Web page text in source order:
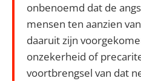
onbenoemd dat de
mensen ten aanzien
daaruit zijn
onzekerheid of
voortbrengsel van dat